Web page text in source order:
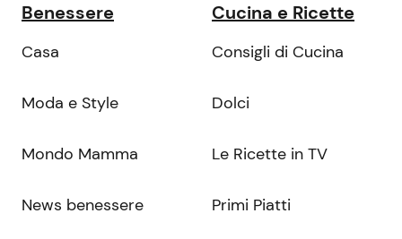
Benessere
Casa
Moda e Style
Mondo Mamma
News benessere
Cucina e Ricette
Consigli di Cucina
Dolci
Le Ricette in TV
Primi Piatti